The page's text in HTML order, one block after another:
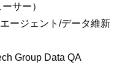
サー）
ージェント/データ維新
Group Data QA